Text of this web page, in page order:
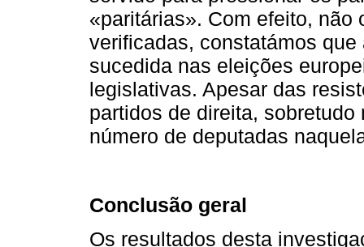
«paritárias». Com efeito,
verificadas, constatámos
sucedida nas eleições
legislativas. Apesar das
partidos de direita,
número de deputadas
Conclusão geral
Os resultados desta